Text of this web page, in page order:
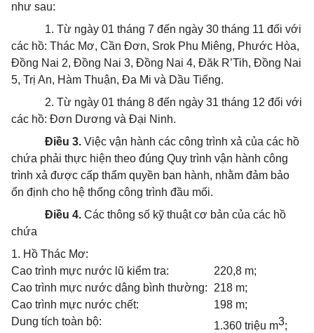
như sau:
1. Từ ngày 01 tháng 7 đến ngày 30 tháng 11 đối với
các hồ: Thác Mơ, Cần Đơn, Srok Phu Miêng, Phước Hòa,
Đồng Nai 2, Đồng Nai 3, Đồng Nai 4, Đăk R’Tih, Đồng Nai
5, Trị An, Hàm Thuận, Đa Mi và Dầu Tiếng.
2. Từ ngày 01 tháng 8 đến ngày 31 tháng 12 đối với
các hồ: Đơn Dương và Đại Ninh.
Điều 3. Việc vận hành các công trình xả của các hồ
chứa phải thực hiện theo đúng Quy trình vận hành công
trình xả được cấp thẩm quyền ban hành, nhằm đảm bảo
ổn định cho hệ thống công trình đầu mối.
Điều 4. Các thông số kỹ thuật cơ bản của các hồ
chứa
1. Hồ Thác Mơ:
Cao trình mực nước lũ kiểm tra:
220,8 m;
Cao trình mực nước dâng bình thường:
218 m;
Cao trình mực nước chết:
198 m;
Dung tích toàn bộ:
1.360 triệu m3;